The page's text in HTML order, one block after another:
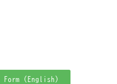
Form (English)